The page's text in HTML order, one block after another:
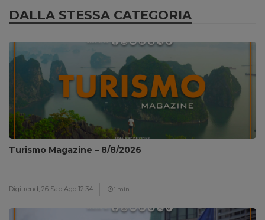
DALLA STESSA CATEGORIA
Turismo Magazine – 8/8/2026
Digitrend, 26 Sab Ago 12:34 1 min